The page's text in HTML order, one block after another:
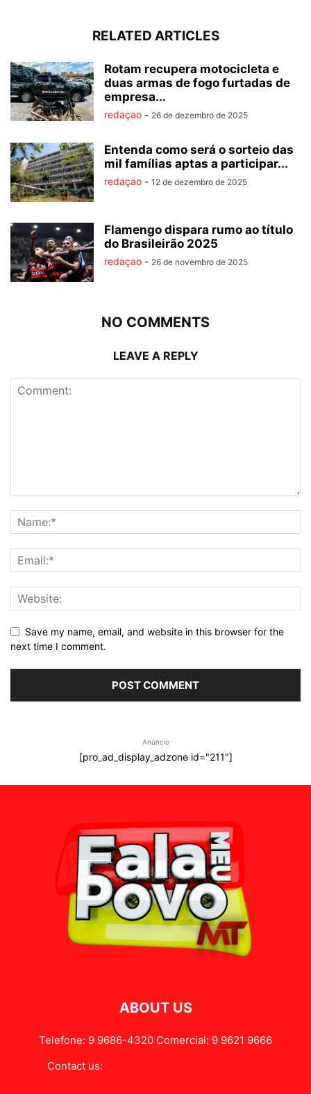
RELATED ARTICLES
Rotam recupera motocicleta e
duas armas de fogo furtadas de
empresa...
redaçao - 26 de dezembro de 2025
Entenda como será o sorteio das
mil famílias aptas a participar...
redaçao - 12 de dezembro de 2025
Flamengo dispara rumo ao título
do Brasileirão 2025
redaçao - 26 de novembro de 2025
NO COMMENTS
LEAVE A REPLY
Save my name, email, and website in this browser for the
next time I comment.
Anúncio
[pro_ad_display_adzone id="211"]
ABOUT US
Telefone: 9 9686-4320 Comercial: 9 9621 9666
Contact us: